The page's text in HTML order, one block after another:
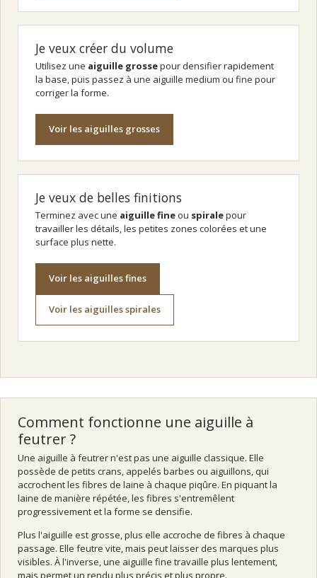
Je veux créer du volume
Utilisez une aiguille grossepour densifier rapidement
la base, puis passez à une aiguille medium ou fine pour
corriger la forme.
Voir les aiguilles grosses
Je veux de belles finitions
Terminez avec une aiguille fineou spiralepour
travailler les détails, les petites zones colorées et une
surface plus nette.
Voir les aiguilles fines
Voir les aiguilles spirales
Comment fonctionne une aiguille à
feutrer ?
Une aiguille à feutrer n'est pas une aiguille classique. Elle
possède de petits crans, appelés barbes ou aiguillons, qui
accrochent les fibres de laine à chaque piqûre. En piquant la
laine de manière répétée, les fibres s'entremêlent
progressivement et la forme se densifie.
Plus l'aiguille est grosse, plus elle accroche de fibres à chaque
passage. Elle feutre vite, mais peut laisser des marques plus
visibles. À l'inverse, une aiguille fine travaille plus lentement,
mais permet un rendu plus précis et plus propre.